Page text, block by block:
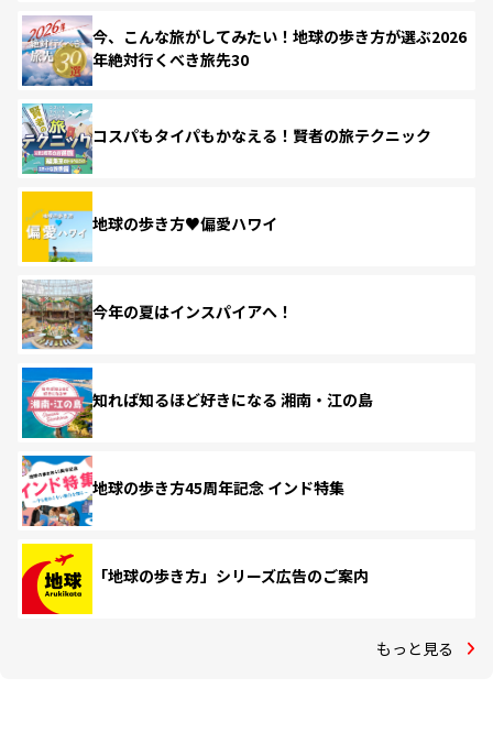
今、こんな旅がしてみたい！地球の歩き方が選ぶ2026
年絶対行くべき旅先30
コスパもタイパもかなえる！賢者の旅テクニック
地球の歩き方♥偏愛ハワイ
今年の夏はインスパイアへ！
知れば知るほど好きになる 湘南・江の島
地球の歩き方45周年記念 インド特集
「地球の歩き方」シリーズ広告のご案内
もっと見る